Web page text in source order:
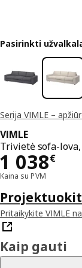
Serija VIMLE –
VIMLE
Trivietė sofa-
1 038€
Kaina
Kaina su PVM
Pasirinkti
Pritaikykite VIMLE
Kaip gauti